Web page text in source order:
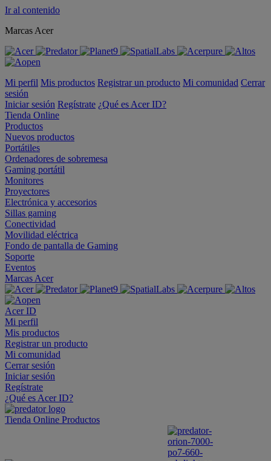
Ir al contenido
Marcas Acer
Mi perfil Mis productos Registrar un producto Mi comunidad Cerrar
sesión
Iniciar sesión Regístrate ¿Qué es Acer ID?
Tienda Online
Productos
Nuevos productos
Portátiles
Ordenadores de sobremesa
Gaming portátil
Monitores
Proyectores
Electrónica y accesorios
Sillas gaming
Conectividad
Movilidad eléctrica
Fondo de pantalla de Gaming
Soporte
Eventos
Marcas Acer
Acer ID
Mi perfil
Mis productos
Registrar un producto
Mi comunidad
Cerrar sesión
Iniciar sesión
Regístrate
¿Qué es Acer ID?
Tienda Online Productos